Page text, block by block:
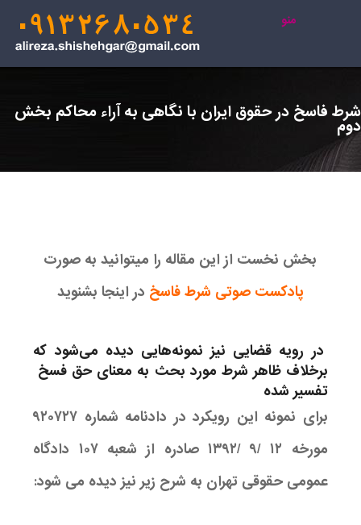
منو
شرط فاسخ در حقوق ایران با نگاهی به آراء محاکم بخش
دوم
بخش نخست از این مقاله را میتوانید به صورت
پادکست صوتی شرط فاسخ در اینجا بشنوید
در رویه قضایی نیز نمونه‌هایی دیده می‌شود که
برخلاف ظاهر شرط مورد بحث به معنای حق فسخ
تفسیر شده
برای نمونه این رویکرد در دادنامه شماره ۹۲۰۷۲۷
مورخه ۱۲ /۹ /۱۳۹۲ صادره از شعبه ۱۰۷ دادگاه
عمومی حقوقی تهران به شرح زیر نیز دیده می شود: